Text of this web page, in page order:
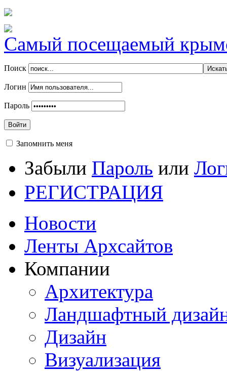
Самый посещаемый
Поиск
Логин
Пароль
Войти
Запомнить меня
Забыли Пароль или
РЕГИСТРАЦИЯ
Новости
Ленты Архсайтов
Компании
Архитектура
Ландшафтный
Дизайн
Визуализация